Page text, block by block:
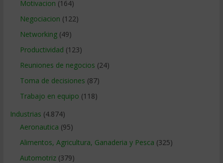
Motivacion (164)
Negociacion (122)
Networking(49)
Productividad (123)
Reuniones de negocios (24)
Toma de decisiones (87)
Trabajo en equipo (118)
Industrias (4.874)
Aeronautica (95)
Alimentos, Agricultura, Ganaderia y Pesca (325)
Automotriz(379)